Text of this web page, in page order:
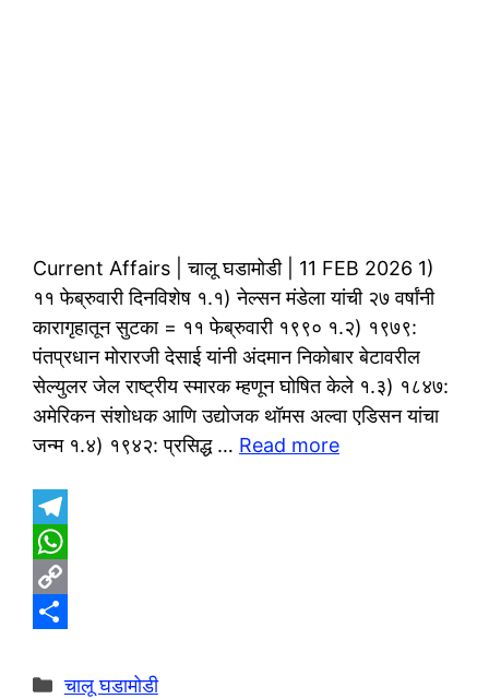
Current Affairs | चालू घडामोडी | 11 FEB 2026 1)
११ फेब्रुवारी दिनविशेष १.१) नेल्सन मंडेला यांची २७ वर्षांनी
कारागृहातून सुटका = ११ फेब्रुवारी १९९० १.२) १९७९:
पंतप्रधान मोरारजी देसाई यांनी अंदमान निकोबार बेटावरील
सेल्युलर जेल राष्ट्रीय स्मारक म्हणून घोषित केले १.३) १८४७:
अमेरिकन संशोधक आणि उद्योजक थॉमस अल्वा एडिसन यांचा
जन्म १.४) १९४२: प्रसिद्ध … Read more
T
e
g
W
h
t
C
p
h
Categories
चालू घडामोडी